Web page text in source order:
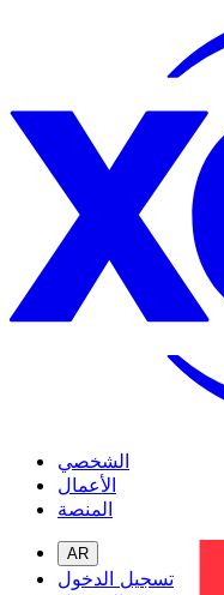
الشخصي
الأعمال
المنصة
AR
تسجيل الدخول